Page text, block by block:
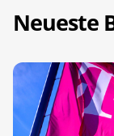
Neueste